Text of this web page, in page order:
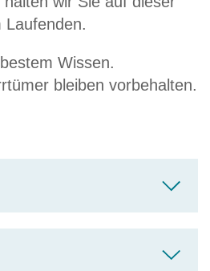
Laufenden.
Wissen.
bleiben vorbehalten.